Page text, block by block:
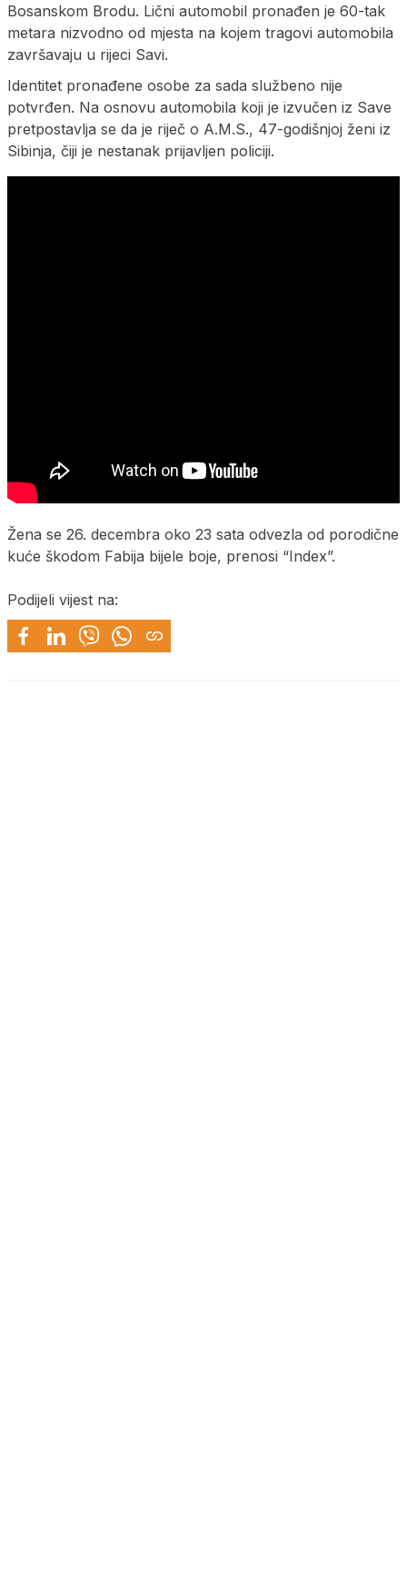
Bosanskom Brodu. Lični automobil pronađen je 60-tak
metara nizvodno od mjesta na kojem tragovi automobila
završavaju u rijeci Savi.
Identitet pronađene osobe za sada službeno nije
potvrđen. Na osnovu automobila koji je izvučen iz Save
pretpostavlja se da je riječ o A.M.S., 47-godišnjoj ženi iz
Sibinja, čiji je nestanak prijavljen policiji.
Žena se 26. decembra oko 23 sata odvezla od porodične
kuće škodom Fabija bijele boje, prenosi “Index”.
Podijeli vijest na: